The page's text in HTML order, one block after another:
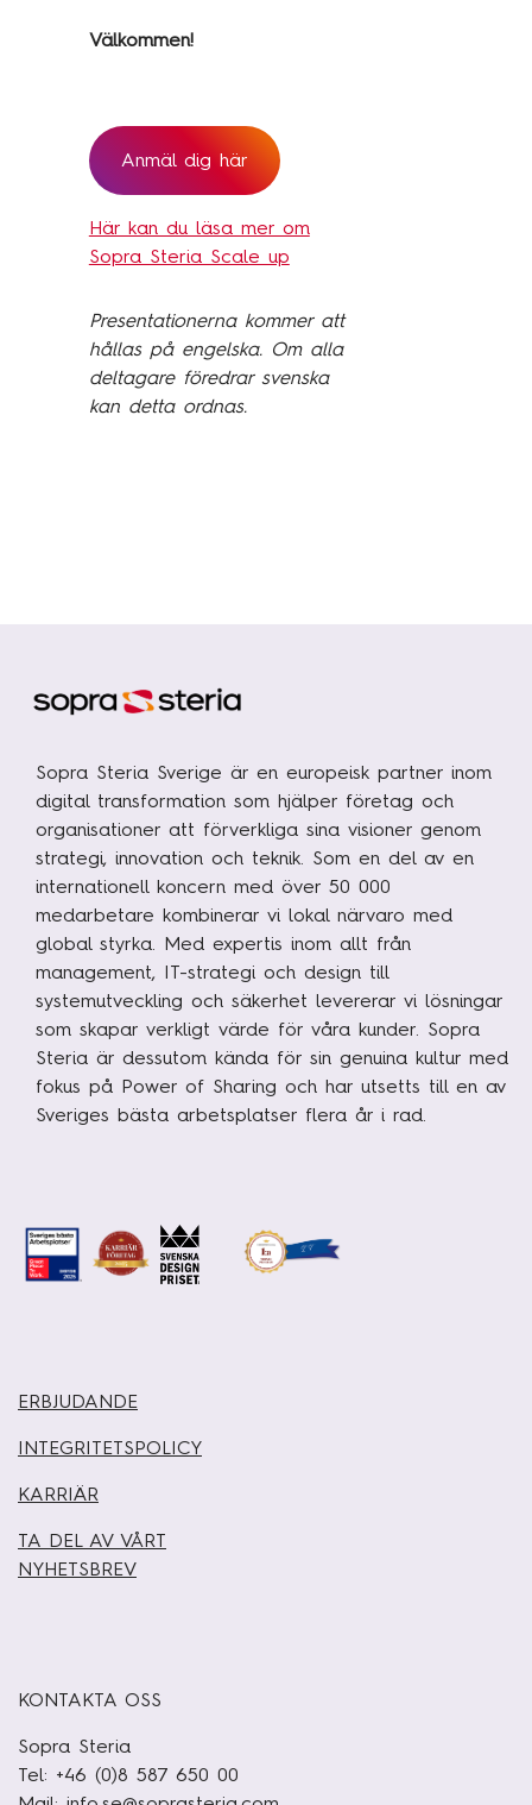
Välkommen!
Anmäl dig här
Här kan du läsa mer om
Sopra Steria Scale up
Presentationerna kommer att
hållas på engelska. Om alla
deltagare föredrar svenska
kan detta ordnas.
Sopra Steria Sverige är en europeisk partner inom
digital transformation som hjälper företag och
organisationer att förverkliga sina visioner genom
strategi, innovation och teknik. Som en del av en
internationell koncern med över 50 000
medarbetare kombinerar vi lokal närvaro med
global styrka. Med expertis inom allt från
management, IT-strategi och design till
systemutveckling och säkerhet levererar vi lösningar
som skapar verkligt värde för våra kunder. Sopra
Steria är dessutom kända för sin genuina kultur med
fokus på Power of Sharing och har utsetts till en av
Sveriges bästa arbetsplatser flera år i rad.
ERBJUDANDE
INTEGRITETSPOLICY
KARRIÄR
TA DEL AV VÅRT
NYHETSBREV
KONTAKTA OSS
Sopra Steria
Tel: +46 (0)8 587 650 00